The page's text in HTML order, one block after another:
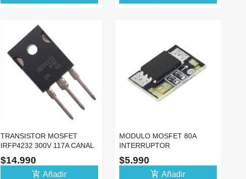
TRANSISTOR MOSFET
IRFP4232 300V 117A CANAL
N TO-247
$14.990
add_shopping_cart Añadir
MODULO MOSFET 80A
INTERRUPTOR
TRANSISTOR PWM
POTENCIA
$5.990
add_shopping_cart Añadir